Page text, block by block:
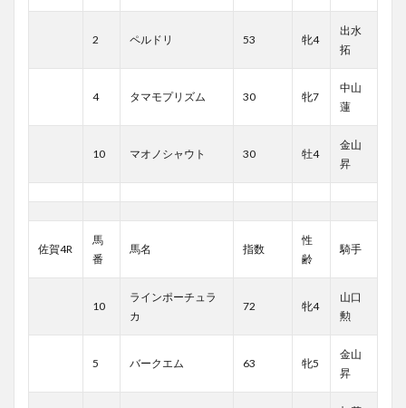
2 ペルドリ 53 牝4
出水
拓
4 タマモプリズム 30 牝7
中山
蓮
10 マオノシャウト 30 牡4
金山
昇
佐賀4R
馬
番
馬名 指数
性
齢
騎手
10
ラインポーチュラ
カ
72 牝4
山口
勲
5 バークエム 63 牝5
金山
昇